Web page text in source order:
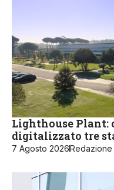
Lighthouse Plant:
digitalizzato tre
7 Agosto 2026Redazione